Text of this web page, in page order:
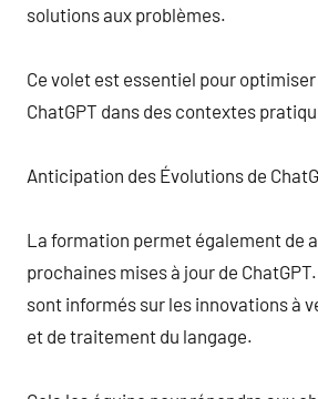
solutions aux problèmes.
Ce volet est essentiel pour optimiser
ChatGPT dans des contextes
Anticipation des Évolutions de
La formation permet également de
prochaines mises à jour de
sont informés sur les innovations à
et de traitement du langage.